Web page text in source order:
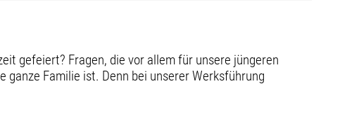
gefeiert? Fragen, die vor allem für unsere jüngeren
ganze Familie ist. Denn bei unserer Werksführung